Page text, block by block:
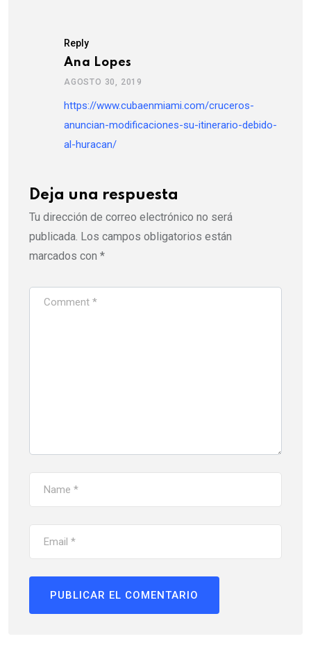
Reply
Ana Lopes
AGOSTO 30, 2019
https://www.cubaenmiami.com/cruceros-
anuncian-modificaciones-su-itinerario-debido-
al-huracan/
Deja una respuesta
Tu dirección de correo electrónico no será
publicada. Los campos obligatorios están
marcados con *